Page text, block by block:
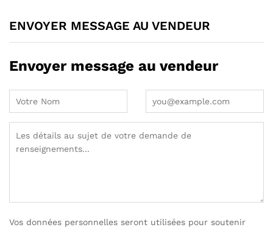
ENVOYER MESSAGE AU VENDEUR
Envoyer message au vendeur
Vos données personnelles seront utilisées pour soutenir